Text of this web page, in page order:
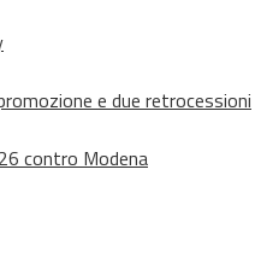
e due retrocessioni
contro Modena